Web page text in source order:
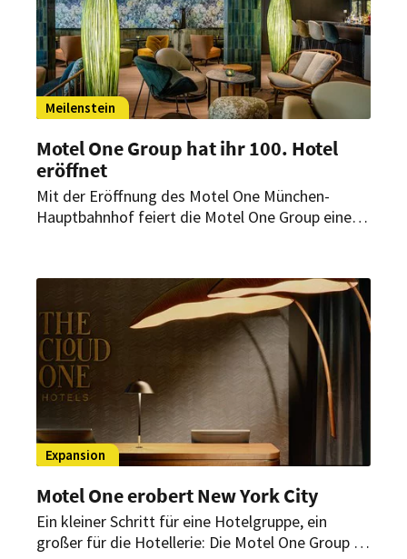
Meilenstein
Motel One Group hat ihr 100. Hotel
eröffnet
Mit der Eröffnung des Motel One München-
Hauptbahnhof feiert die Motel One Group einen
Expansion
Motel One erobert New York City
Ein kleiner Schritt für eine Hotelgruppe, ein
großer für die Hotellerie: Die Motel One Group ist